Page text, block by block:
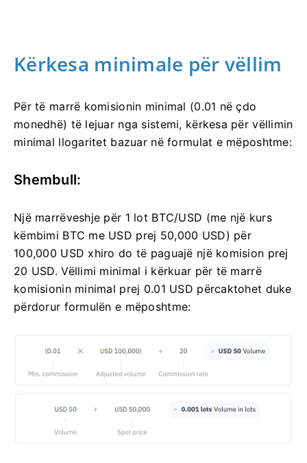
Kërkesa minimale për vëllim
Për të marrë komisionin minimal (0.01 në çdo
monedhë) të lejuar nga sistemi, kërkesa për vëllimin
minimal llogaritet bazuar në formulat e mëposhtme:
Shembull:
Një marrëveshje për 1 lot BTC/USD (me një kurs
këmbimi BTC me USD prej 50,000 USD) për
100,000 USD xhiro do të paguajë një komision prej
20 USD. Vëllimi minimal i kërkuar për të marrë
komisionin minimal prej 0.01 USD përcaktohet duke
përdorur formulën e mëposhtme: